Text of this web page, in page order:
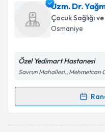
Uzm. Dr. Hakkı
oluşturun. Size bu
takvim
Kişisel
Metni'ni okudum
Uzm. Dr.
Çocuk Sağlığı
Osmaniye
Özel Yedimart Hastanesi
Savrun Mahallesi.,
Randevu